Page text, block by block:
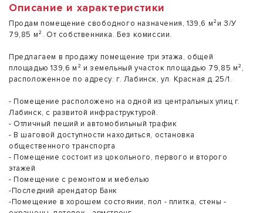
Описание и характеристики
Продам помещение свободного назначения, 139,6 м²и З/У
79,85 м². От собственника. Без комиссии.
Предлагаем в продажу помещение три этажа, общей
площадью 139,6 м² и земельный участок площадью 79,85 м²,
расположенное по адресу: г. Лабинск, ул. Красная д.25/1.
- Помещение расположено на одной из центральных улиц г.
Лабинск, с развитой инфраструктурой.
- Отличный пеший и автомобильный трафик
- В шаговой доступности находиться, остановка
общественного транспорта
- Помещение состоит из цокольного, первого и второго
этажей
- Помещение с ремонтом и мебелью
-Последний арендатор Банк
-Помещение в хорошем состоянии, пол - плитка, стены -